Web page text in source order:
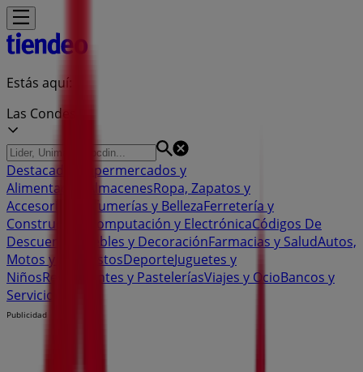
Estás aquí:
Las Condes
Destacados
Supermercados y
Alimentación
AlmacenesRopa, Zapatos y
Accesorios
Perfumerías y BellezaFerretería y
Construcción
Computación y ElectrónicaCódigos De
Descuento
Muebles y DecoraciónFarmacias y SaludAutos,
Motos y RepuestosDeporteJuguetes y
NiñosRestaurantes y PasteleríasViajes y OcioBancos y
Servicios
Publicidad